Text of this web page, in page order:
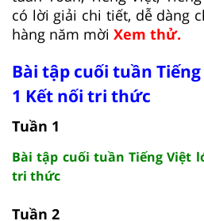
có lời giải chi tiết, dễ dàng
hàng năm mời Xem thử.
Bài tập cuối tuần
1 Kết nối tri thức
Tuần 1
Bài tập cuối tuần Tiếng Việt
tri thức
Tuần 2